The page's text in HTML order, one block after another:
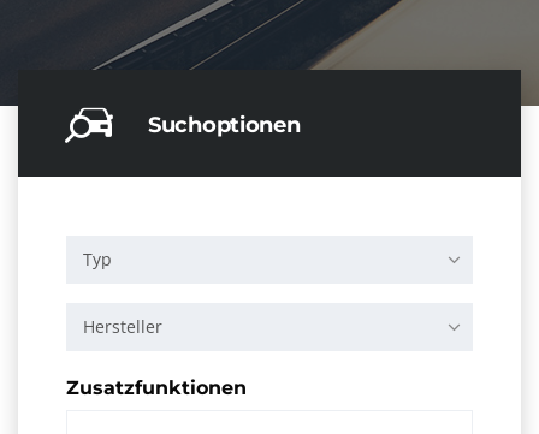
Suchoptionen
Typ
Hersteller
Zusatzfunktionen